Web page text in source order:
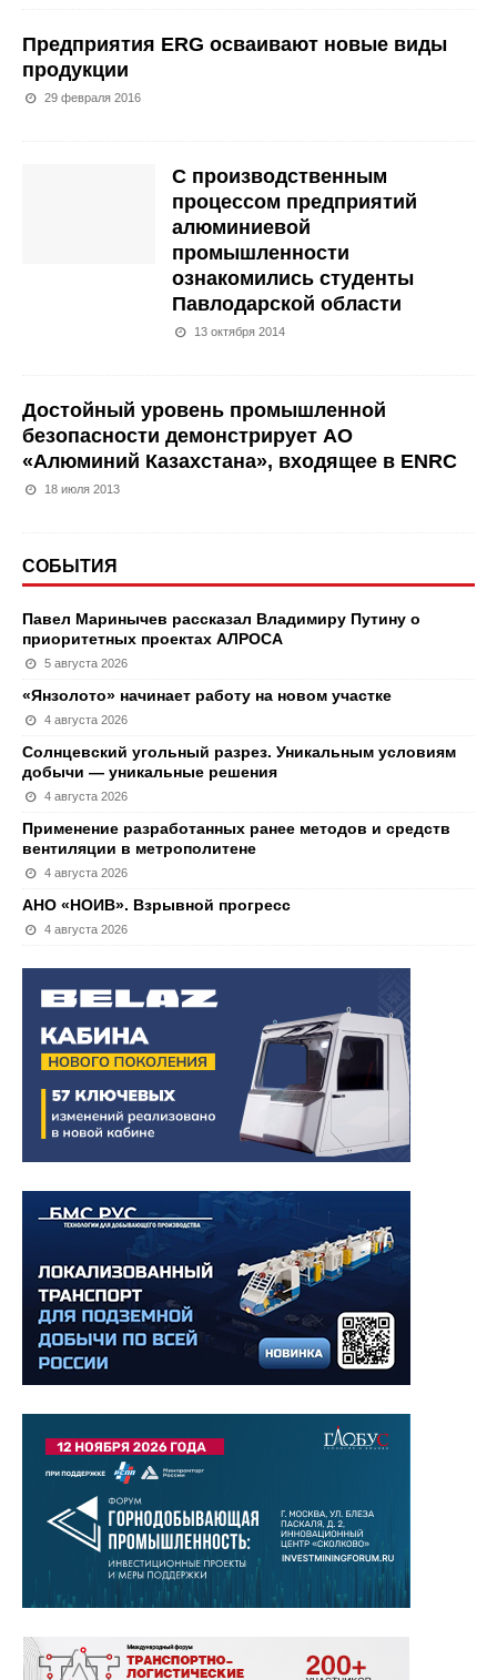
Предприятия ERG осваивают новые виды
продукции
29 февраля 2016
С производственным
процессом предприятий
алюминиевой
промышленности
ознакомились студенты
Павлодарской области
13 октября 2014
Достойный уровень промышленной
безопасности демонстрирует АО
«Алюминий Казахстана», входящее в ENRC
18 июля 2013
СОБЫТИЯ
Павел Маринычев рассказал Владимиру Путину о
приоритетных проектах АЛРОСА
5 августа 2026
«Янзолото» начинает работу на новом участке
4 августа 2026
Солнцевский угольный разрез. Уникальным условиям
добычи — уникальные решения
4 августа 2026
Применение разработанных ранее методов и средств
вентиляции в метрополитене
4 августа 2026
АНО «НОИВ». Взрывной прогресс
4 августа 2026